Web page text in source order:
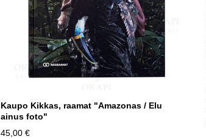
Kaupo Kikkas, raamat "Amazonas / Elu
ainus foto"
45,00 €